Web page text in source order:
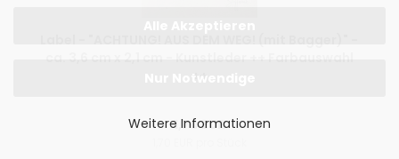
Nur Notwendige
Weitere Informationen
++
1,70 EUR